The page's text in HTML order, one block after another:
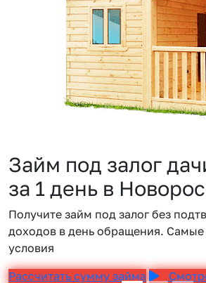
Займ под залог
за 1 день в
Получите займ под залог без
доходов в день обращения.
условия
Рассчитать сумму займа